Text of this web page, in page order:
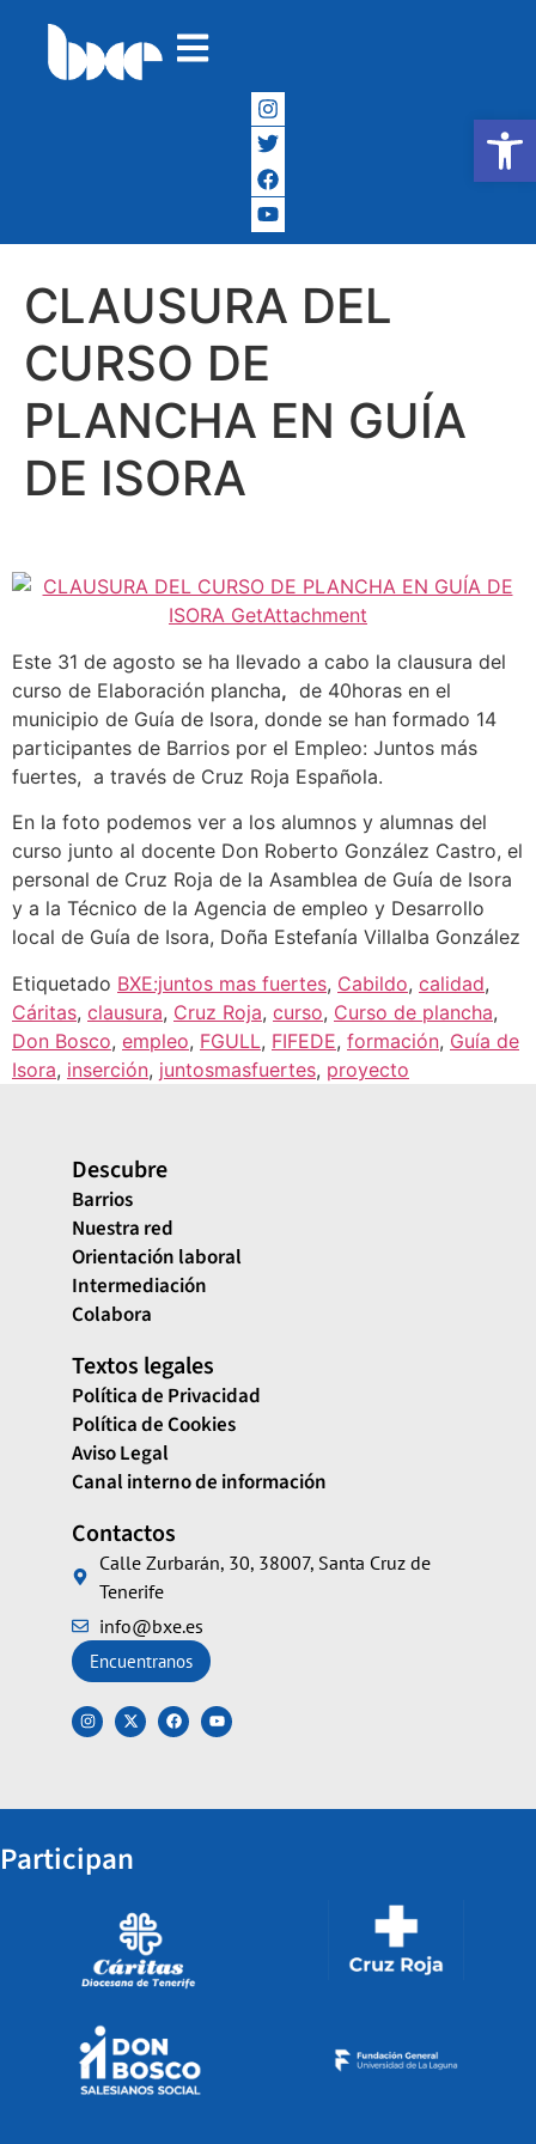
Abrir
CLAUSURA DEL
CURSO DE
PLANCHA EN GUÍA
DE ISORA
Este 31 de agosto se ha llevado a cabo la clausura del
curso de Elaboración plancha, de 40horas en el
municipio de Guía de Isora, donde se han formado 14
participantes de Barrios por el Empleo: Juntos más
fuertes, a través de Cruz Roja Española.
En la foto podemos ver a los alumnos y alumnas del
curso junto al docente Don Roberto González Castro, el
personal de Cruz Roja de la Asamblea de Guía de Isora
y a la Técnico de la Agencia de empleo y Desarrollo
local de Guía de Isora, Doña Estefanía Villalba González
Etiquetado BXE:juntos mas fuertes, Cabildo, calidad,
Cáritas, clausura, Cruz Roja, curso, Curso de plancha,
Don Bosco, empleo, FGULL, FIFEDE, formación, Guía de
Isora, inserción, juntosmasfuertes, proyecto
Descubre
Barrios
Nuestra red
Orientación laboral
Intermediación
Colabora
Textos legales
Política de Privacidad
Política de Cookies
Aviso Legal
Canal interno de información
Contactos
Calle Zurbarán, 30, 38007, Santa Cruz de
Tenerife
info@bxe.es
Encuentranos
Participan